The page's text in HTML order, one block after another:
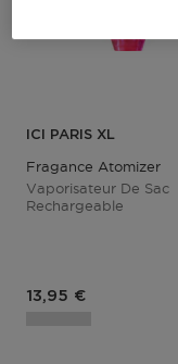
ICI PARIS XL
Fragance Atomizer
Vaporisateur De Sac
Rechargeable
Prix du produit
13,95 €